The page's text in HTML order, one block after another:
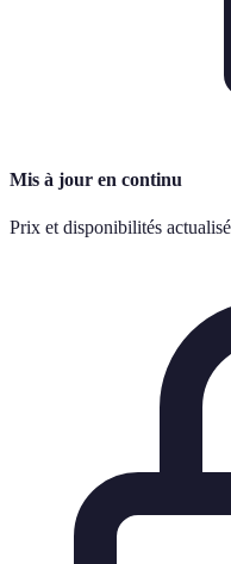
Mis à jour en continu
Prix et disponibilités